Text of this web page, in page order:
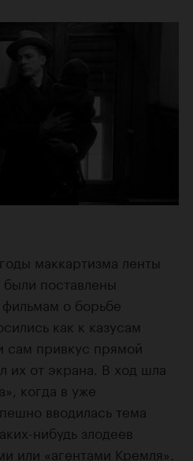
маккартизма ленты
поставлены
о борьбе
как к казусам
сам привкус прямой
их от экрана. В ход шла
когда в уже
вводилась тема
нибудь злодеев
или «агентами Кремля».